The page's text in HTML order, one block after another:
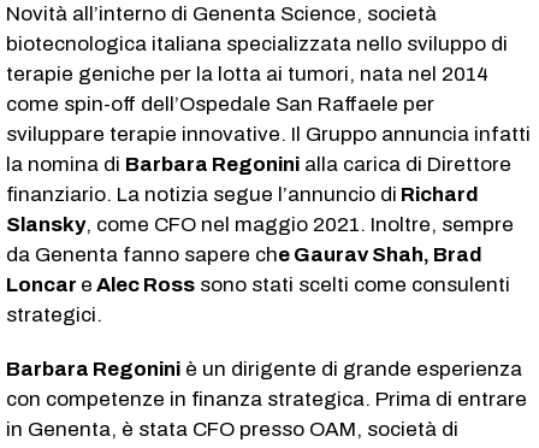
Novità all’interno di Genenta Science, società
biotecnologica italiana specializzata nello sviluppo di
terapie geniche per la lotta ai tumori, nata nel 2014
come spin-off dell’Ospedale San Raffaele per
sviluppare terapie innovative. Il Gruppo annuncia infatti
la nomina di Barbara Regonini alla carica di Direttore
finanziario. La notizia segue l’annuncio di Richard
Slansky, come CFO nel maggio 2021. Inoltre, sempre
da Genenta fanno sapere che Gaurav Shah, Brad
Loncar e Alec Ross sono stati scelti come consulenti
strategici.
Barbara Regonini è un dirigente di grande esperienza
con competenze in finanza strategica. Prima di entrare
in Genenta, è stata CFO presso OAM, società di